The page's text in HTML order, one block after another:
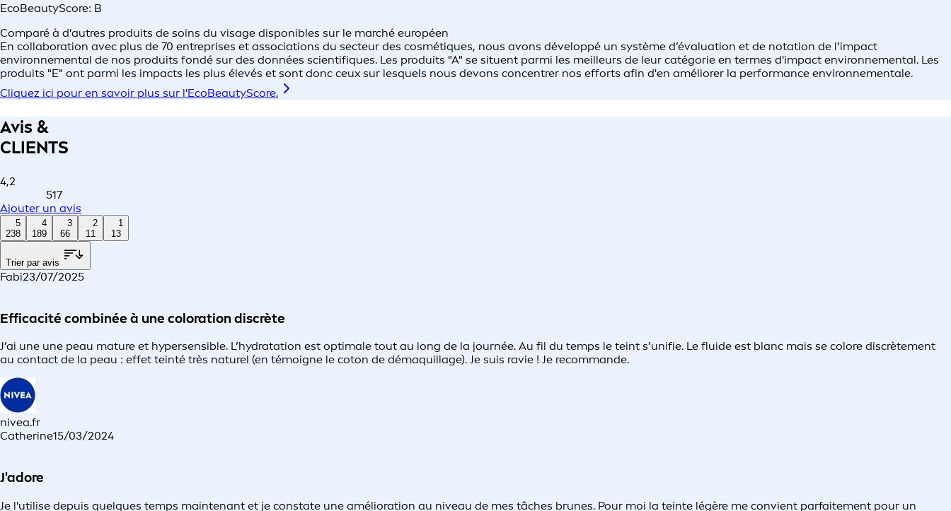
EcoBeautyScore: B
Comparé à d'autres produits de soins du visage disponibles sur le marché européen
En collaboration avec plus de 70 entreprises et associations du secteur des cosmétiques, nous avons développé un système d’évaluation et de notation de l’impact
environnemental de nos produits fondé sur des données scientifiques.​ Les produits "A" se situent parmi les meilleurs de leur catégorie en termes d'impact environnemental. Les
produits "E" ont parmi les impacts les plus élevés et sont donc ceux sur lesquels nous devons concentrer nos efforts afin d'en améliorer la performance environnementale.​
Cliquez ici pour en savoir plus sur l'EcoBeautyScore.
Avis &
CLIENTS
4,2
517
Ajouter un avis
5
238
4
189
3
66
2
11
1
13
Trier par avis
Fabi23/07/2025
Efficacité combinée à une coloration discrète
J’ai une une peau mature et hypersensible. L’hydratation est optimale tout au long de la journée. Au fil du temps le teint s’unifie. Le fluide est blanc mais se colore discrètement
au contact de la peau : effet teinté très naturel (en témoigne le coton de démaquillage). Je suis ravie ! Je recommande.
nivea.fr
Catherine15/03/2024
J'adore
Je l'utilise depuis quelques temps maintenant et je constate une amélioration au niveau de mes tâches brunes. Pour moi la teinte légère me convient parfaitement pour un